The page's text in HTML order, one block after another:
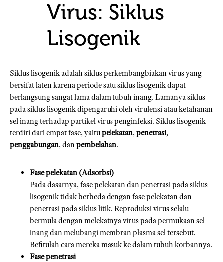
Virus: Siklus
Lisogenik
Siklus lisogenik adalah siklus perkembangbiakan virus yang
bersifat laten karena periode satu siklus lisogenik dapat
berlangsung sangat lama dalam tubuh inang. Lamanya siklus
pada siklus lisogenik dipengaruhi oleh virulensi atau ketahanan
sel inang terhadap partikel virus penginfeksi. Siklus lisogenik
terdiri dari empat fase, yaitupelekatan,penetrasi,
penggabungan, danpembelahan.
Fase pelekatan (Adsorbsi)
Pada dasarnya, fase pelekatan dan penetrasi pada siklus
lisogenik tidak berbeda dengan fase pelekatan dan
penetrasi pada siklus litik. Reproduksi virus selalu
bermula dengan melekatnya virus pada permukaan sel
inang dan melubangi membran plasma sel tersebut.
Befitulah cara mereka masuk ke dalam tubuh korbannya.
Fase penetrasi